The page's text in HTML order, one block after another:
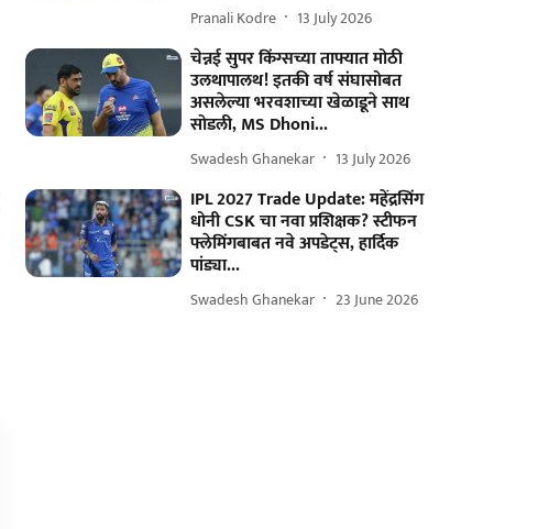
Pranali Kodre 13 July 2026
चेन्नई सुपर किंग्सच्या ताफ्यात मोठी
उलथापालथ! इतकी वर्ष संघासोबत
असलेल्या भरवशाच्या खेळाडूने साथ
सोडली, MS Dhoni...
Swadesh Ghanekar 13 July 2026
IPL 2027 Trade Update: महेंद्रसिंग
धोनी CSK चा नवा प्रशिक्षक? स्टीफन
फ्लेमिंगबाबत नवे अपडेट्स, हार्दिक
पांड्या...
Swadesh Ghanekar 23 June 2026